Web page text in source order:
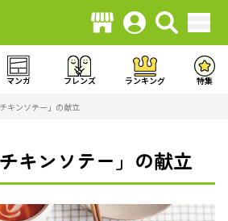
マンガ フレンズ ランキング 特集
キンソテー」の献立
チキンソテー」の献立